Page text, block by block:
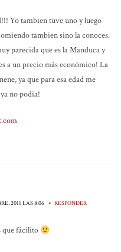
Yo tambien tuve uno y luego
tambien sino la conoces.
parecida que es la Manduca y
a un precio más económico! La
ya que para esa edad me
no podia!
2011 LAS 8:06 • RESPONDER
que fácilito